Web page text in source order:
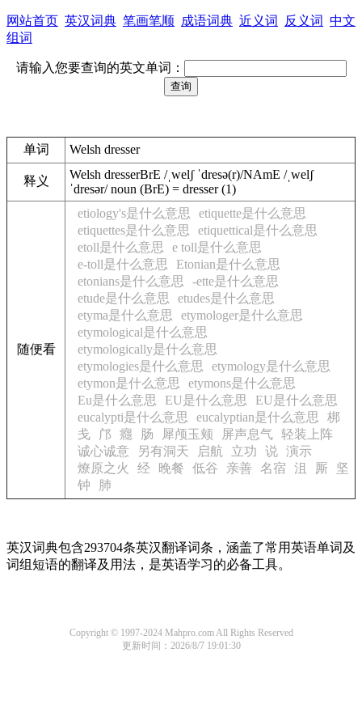
网站首页 英汉词典 笔画笔顺 成语词典 近义词 反义词 中文
组词
请输入您要查询的英文单词：
单词 Welsh dresser
释义 Welsh dresserBrE /ˌwelʃ ˈdresə(r)/NAmE /ˌwelʃ
ˈdresər/ noun (BrE) = dresser(1)
随便看
etiology's是什么意思
etiquette是什么意思
etiquettes是什么意思
etiquettical是什么意思
etoll是什么意思
e toll是什么意思
e-toll是什么意思
Etonian是什么意思
etonians是什么意思
-ette是什么意思
etude是什么意思
etudes是什么意思
etyma是什么意思
etymologer是什么意思
etymological是什么意思
etymologically是什么意思
etymologies是什么意思
etymology是什么意思
etymon是什么意思
etymons是什么意思
Eu是什么意思
EU是什么意思
EU是什么意思
eucalypti是什么意思
eucalyptian是什么意思
梆
戋
邝 癮 肠 犀颅玉颊 屏声息气 轻装上阵
诚心诚意
另有洞天 启航 立功 说 演示
燎原之火
经 晚餐 低谷 亲善 名宿 沮 厮
坚
钟
肺
英汉词典包含293704条英汉翻译词条，涵盖了常用英语单词及
词组短语的翻译及用法，是英语学习的必备工具。
Copyright © 1997-2024 Mahpro.com All Rights Reserved
更新时间：2026/8/7 19:01:30